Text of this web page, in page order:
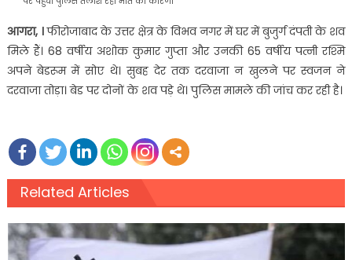
आगरा, ।फीरोजाबाद के उत्तर क्षेत्र के विभव नगर में घर में बुजुर्ग दंपती के शव
मिले हैं। 68 वर्षीय अशोक कुमार गुप्ता और उनकी 65 वर्षीय पत्नी रश्मि
अपने बेडरूम में सोए थे। सुबह देर तक दरवाजा न खुलने पर स्वजन ने
दरवाजा तोड़ा। बेड पर दोनों के शव पड़े थे। पुलिस मामले की जांच कर रही है।
Related Articles